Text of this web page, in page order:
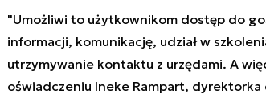
"Umożliwi to użytkownikom dostęp do
informacji, komunikację, udział w
utrzymywanie kontaktu z urzędami. A
oświadczeniu Ineke Rampart,